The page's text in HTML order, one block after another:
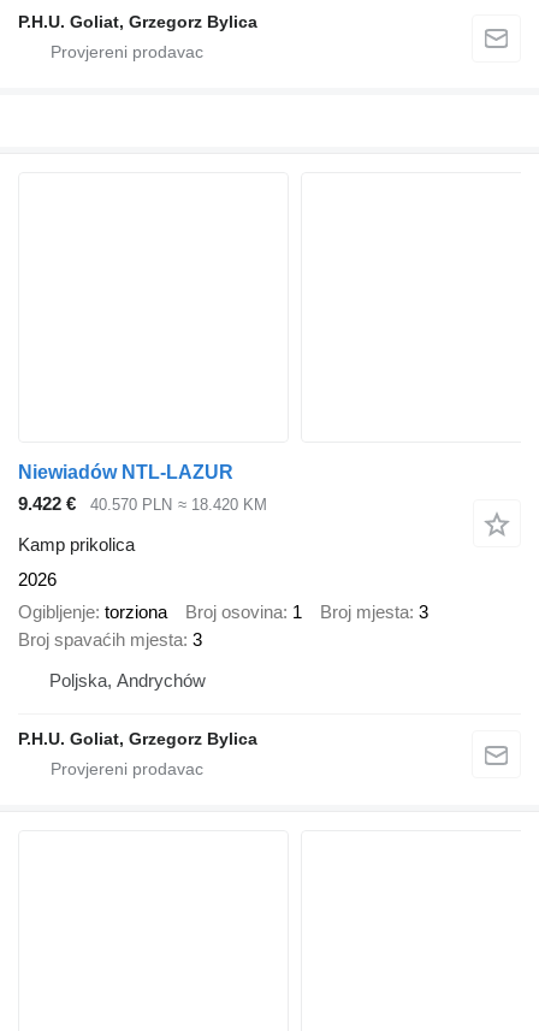
P.H.U. Goliat, Grzegorz Bylica
Niewiadów NTL-LAZUR
9.422 €
40.570 PLN ≈ 18.420 KM
Kamp prikolica
2026
Ogibljenje torziona Broj osovina 1 Broj mjesta 3
Broj spavaćih mjesta 3
Poljska, Andrychów
P.H.U. Goliat, Grzegorz Bylica